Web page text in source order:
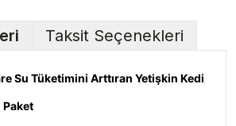
Taksit Seçenekleri
Su Tüketimini Arttıran Yetişkin Kedi
Paket